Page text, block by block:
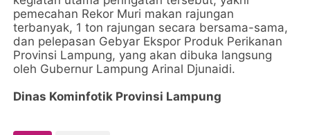
pemecahan Rekor Muri makan rajungan
terbanyak, 1 ton rajungan secara bersama-sama,
dan pelepasan Gebyar Ekspor Produk Perikanan
Provinsi Lampung, yang akan dibuka langsung
oleh Gubernur Lampung Arinal Djunaidi.
Dinas Kominfotik Provinsi Lampung